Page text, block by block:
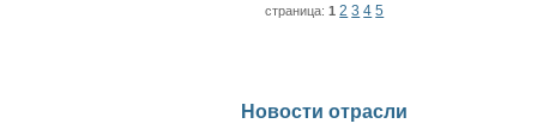
страница:1 2 3 4 5
Новости отрасли